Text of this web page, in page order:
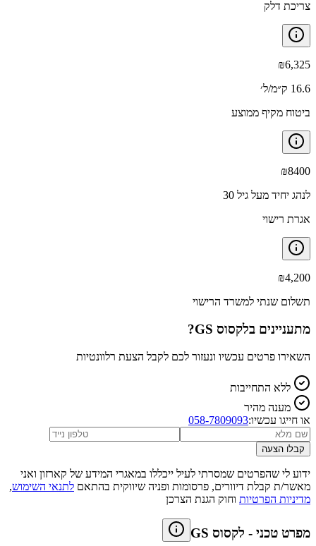
צריכת דלק
₪6,325
16.6 ק״מ/ל׳
ביטוח מקיף ממוצע
₪8400
לנהג יחיד מעל גיל 30
אגרת רישוי
₪4,200
תשלום שנתי למשרד הרישוי
מתעניינים בלקסוס GS ?
השאירו פרטים עכשיו ונעזור לכם לקבל הצעת רלוונטיות
ללא התחייבות
מענה מהיר
או חייגו עכשיו:058-7809093
קבלו הצעה
ידוע לי שהפרטים שמסרתי לעיל ייכללו במאגרי המידע של קארזון ואני
מאשר/ת קבלת דיוורים, פרסומות ופניה שיווקית בהתאם לתנאי השימוש,
מדיניות הפרטיות וחוק הגנת הצרכן
מפרט טכני - לקסוס GS